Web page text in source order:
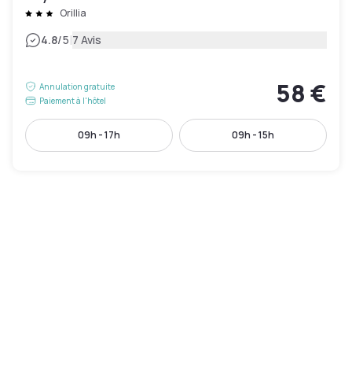
Orillia
4.8/5|7 Avis
Annulation gratuite
Paiement à l'hôtel
58 €
09h - 17h 09h - 15h